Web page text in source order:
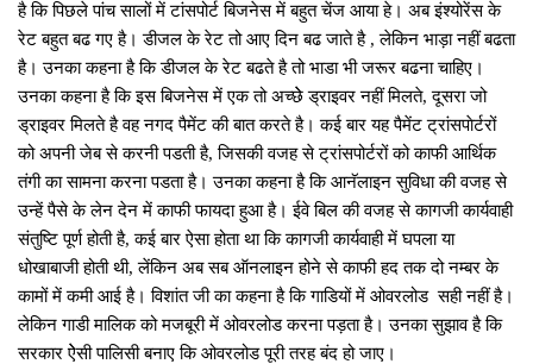
है कि पिछले पांच सालों में टांसपोर्ट बिजनेस में बहुत चेंज आया हे। अब इंश्‍योरेंस के
रेट बहुत बढ गए है। डीजल के रेट तो आए दिन बढ जाते है , लेकिन भाड़ा नहीं बढता
है। उनका कहना है कि डीजल के रेट बढते है तो भाडा भी जरूर बढना चाहिए।
उनका कहना है कि इस बिजनेस में एक तो अच्‍छेे ड्राइवर नहीं मिलते, दूसरा जो
ड्राइवर मिलते है वह नगद पैमेंट की बात करते है। कई बार यह पैमेंट ट्रांसपाेर्टरों
को अपनी जेब से करनी पडती है, जिसकी वजह से ट्रांसपोर्टरों को काफी आर्थिक
तंगी का सामना करना पडता है। उनका कहना है कि आनॅलाइन सुविधा की वजह से
उन्‍हें पैसे के लेन देन में काफी फायदा हुआ है। ईवे बिल की वजह से कागजी कार्यवाही
संतुष्टि पूर्ण होती है, कई बार ऐसा होता था कि कागजी कार्यवाही में घपला या
धोखाबाजी होती थी, लेंकिन अब सब ऑनलाइन होने से काफी हद तक दो नम्‍बर के
कामों में कमी आई है। विशांत जी का कहना है कि गाडियों में ओवरलोड सही नहीं है।
लेकिन गाडी मालिक को मजबूरी में ओवरलोड करना पड़ता है। उनका सुझाव है कि
सरकार ऐेसी पालिसी बनाए कि ओवरलोड पूरी तरह बंद हो जाए।